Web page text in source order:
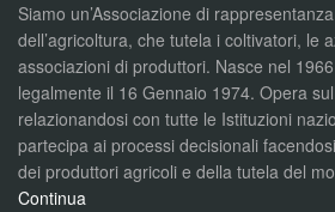
Siamo un’Associazione di
dell’agricoltura, che tutela i coltivatori, le
associazioni di produttori. Nasce nel
legalmente il 16 Gennaio 1974. Opera
relazionandosi con tutte le Istituzioni
partecipa ai processi decisionali
dei produttori agricoli e della tutela del
Continua